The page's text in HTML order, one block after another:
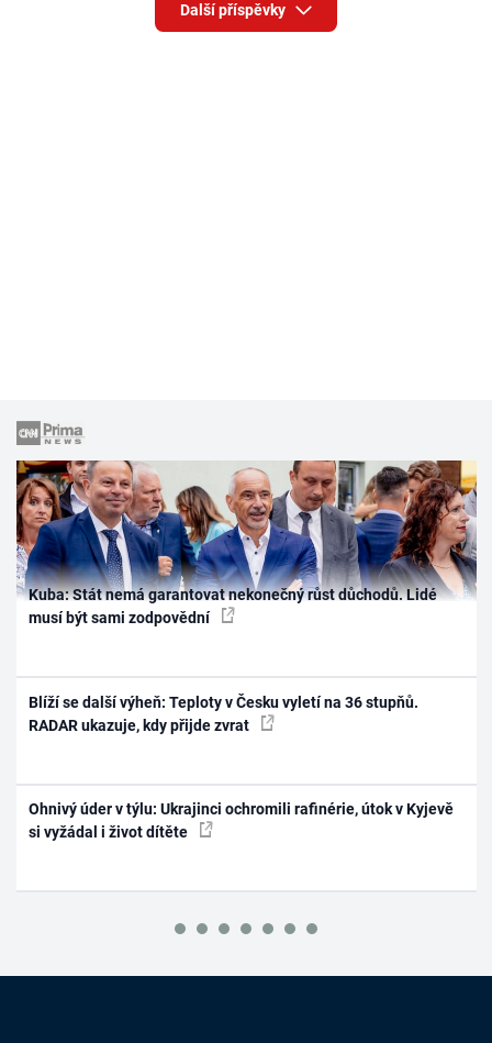
Další příspěvky
Kuba: Stát nemá garantovat nekonečný růst důchodů. Lidé
musí být sami zodpovědní
Blíží se další výheň: Teploty v Česku vyletí na 36 stupňů.
RADAR ukazuje, kdy přijde zvrat
Ohnivý úder v týlu: Ukrajinci ochromili rafinérie, útok v Kyjevě
si vyžádal i život dítěte